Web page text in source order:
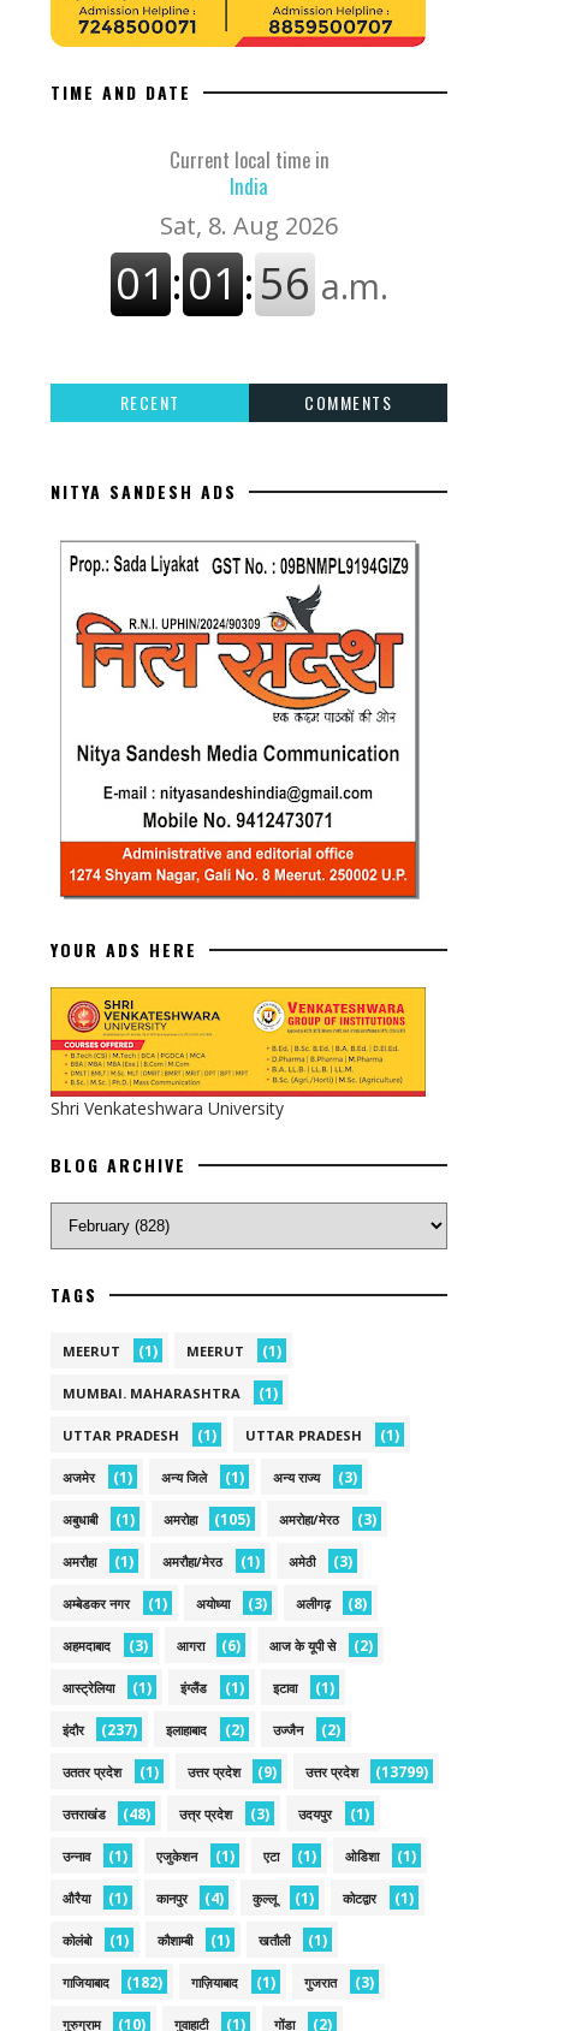
TIME AND DATE
Current local time in
India
RECENT COMMENTS
NITYA SANDESH ADS
YOUR ADS HERE
Shri Venkateshwara University
BLOG ARCHIVE
TAGS
MEERUT (1) MEERUT (1)
MUMBAI. MAHARASHTRA (1)
UTTAR PRADESH (1) UTTAR PRADESH (1)
अजमेर (1) अन्य जिले (1) अन्य राज्य (3)
अबुधाबी (1) अमरोहा (105) अमरोहा/मेरठ (3)
अमरौहा (1) अमरौहा/मेरठ (1) अमेठी (3)
अम्बेडकर नगर (1) अयोध्या (3) अलीगढ़ (8)
अहमदाबाद (3) आगरा (6) आज के यूपी से (2)
आस्ट्रेलिया (1) इंग्लैंड (1) इटावा (1)
इंदौर (237) इलाहाबाद (2) उज्जैन (2)
उततर प्रदेश (1) उत्तर प्रदेश (9) उत्तर प्रदेश (13799)
उत्तराखंड (48) उत्त्र प्रदेश (3) उदयपुर (1)
उन्नाव (1) एजुकेशन (1) एटा (1) ओडिशा (1)
औरैया (1) कानपुर (4) कुल्लू (1) कोटद्वार (1)
कोलंबो (1) कौशाम्बी (1) खतौली (1)
गाजियाबाद (182) गाज़ियाबाद (1) गुजरात (3)
गुरुग्राम (10) गुवाहाटी (1) गोंडा (2)